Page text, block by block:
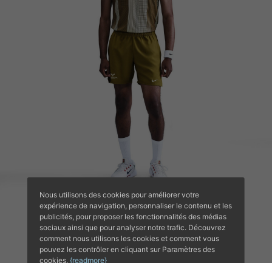
Nous utilisons des cookies pour améliorer votre
expérience de navigation, personnaliser le contenu et les
publicités, pour proposer les fonctionnalités des médias
sociaux ainsi que pour analyser notre trafic. Découvrez
comment nous utilisons les cookies et comment vous
pouvez les contrôler en cliquant sur Paramètres des
cookies. {readmore}